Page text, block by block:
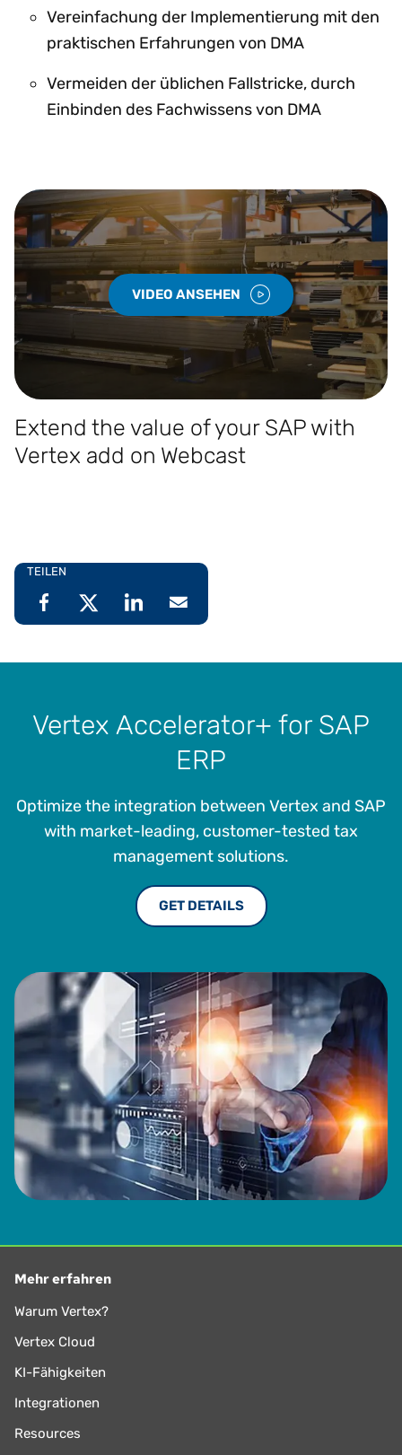
Vereinfachung der Implementierung mit den
praktischen Erfahrungen von DMA
Vermeiden der üblichen Fallstricke, durch
Einbinden des Fachwissens von DMA
VIDEO ANSEHEN
Extend the value of your SAP with
Vertex add on Webcast
TEILEN
Vertex Accelerator+ for SAP
ERP
Optimize the integration between Vertex and SAP
with market-leading, customer-tested tax
management solutions.
GET DETAILS
Mehr erfahren
Warum Vertex?
Vertex Cloud
KI-Fähigkeiten
Integrationen
Resources